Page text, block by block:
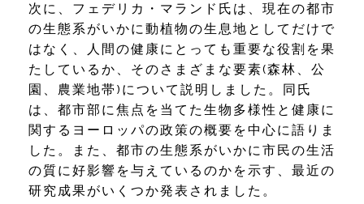
次に、フェデリカ・マランド氏は、現在の都市
の生態系がいかに動植物の生息地としてだけで
はなく、人間の健康にとっても重要な役割を果
たしているか、そのさまざまな要素(森林、公
園、農業地帯)について説明しました。同氏
は、都市部に焦点を当てた生物多様性と健康に
関するヨーロッパの政策の概要を中心に語りま
した。また、都市の生態系がいかに市民の生活
の質に好影響を与えているのかを示す、最近の
研究成果がいくつか発表されました。